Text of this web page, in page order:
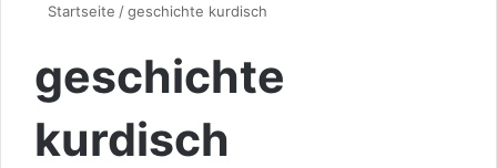
Startseite /geschichte kurdisch
geschichte
kurdisch